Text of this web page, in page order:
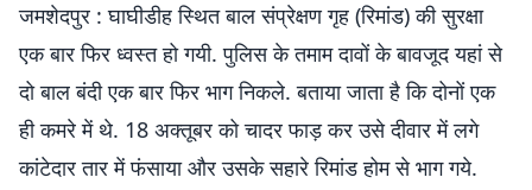
जमशेदपुर : घाघीडीह स्थित बाल संप्रेक्षण गृह (रिमांड) की सुरक्षा
एक बार फिर ध्वस्त हो गयी. पुलिस के तमाम दावों के बावजूद यहां से
दो बाल बंदी एक बार फिर भाग निकले. बताया जाता है कि दोनों एक
ही कमरे में थे. 18 अक्तूबर को चादर फाड़ कर उसे दीवार में लगे
कांटेदार तार में फंसाया और उसके सहारे रिमांड होम से भाग गये.